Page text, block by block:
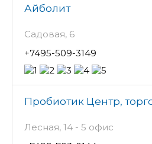
Айболит
Садовая, 6
+7495-509-3149
Пробиотик Центр,
Лесная, 14 - 5 офис